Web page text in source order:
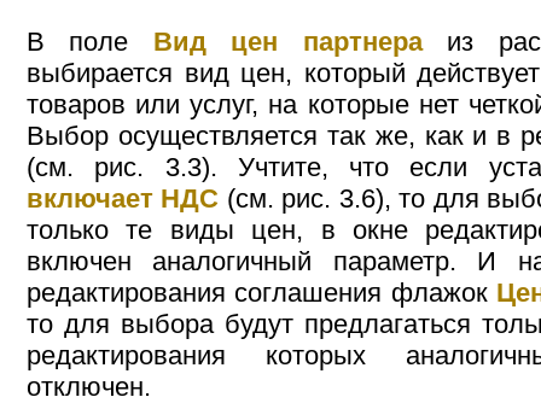
В поле Вид цен партнераиз
выбирается вид цен, который
товаров или услуг, на которые нет
Выбор осуществляется так же, как и в
(см. рис. 3.3). Учтите, что если
включает НДС (см. рис. 3.6), то для
только те виды цен, в окне
включен аналогичный параметр. И
редактирования соглашения флажок
то для выбора будут предлагаться
редактирования которых
отключен.